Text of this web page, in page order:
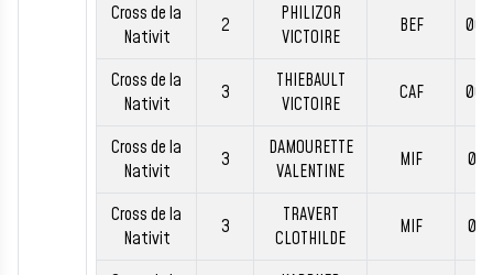
Cross de la
Nativit
2
PHILIZOR
VICTOIRE
BEF
Cross de la
Nativit
3
THIEBAULT
VICTOIRE
CAF
Cross de la
Nativit
3
DAMOURETTE
VALENTINE
MIF
Cross de la
Nativit
3
TRAVERT
CLOTHILDE
MIF